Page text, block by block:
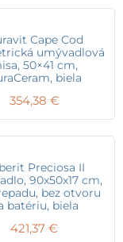
Cape Cod
umývadlová
50×41 cm,
biela
354,38 €
Preciosa II
90x50x17 cm,
bez otvoru
batériu, biela
421,37 €